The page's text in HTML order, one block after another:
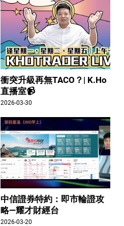
衝突升級再無TACO？| K.Ho
直播室📹
2026-03-30
中信證券特約：即市輪證攻
略—耀才財經台
2026-03-20